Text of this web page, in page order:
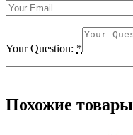
Your Question: *
Похожие товары